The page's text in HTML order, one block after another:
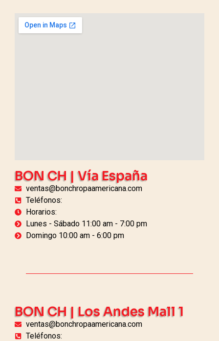
BON CH | Vía España
ventas@bonchropaamericana.com
Teléfonos:
Horarios:
Lunes - Sábado 11:00 am - 7:00 pm
Domingo 10:00 am - 6:00 pm
BON CH | Los Andes Mall 1
ventas@bonchropaamericana.com
Teléfonos: